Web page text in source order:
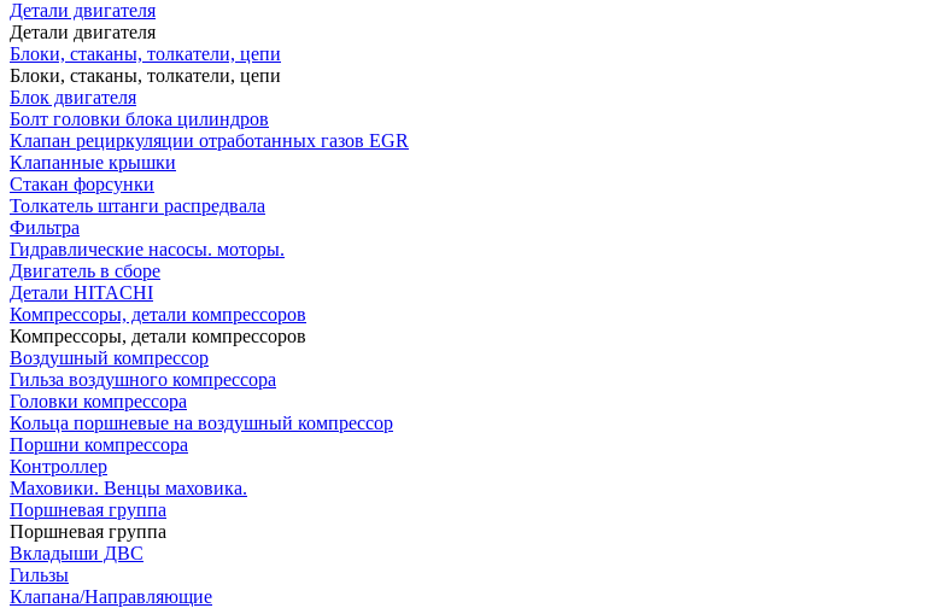
Детали двигателя
Детали двигателя
Блоки, стаканы, толкатели, цепи
Блоки, стаканы, толкатели, цепи
Блок двигателя
Болт головки блока цилиндров
Клапан рециркуляции отработанных газов EGR
Клапанные крышки
Стакан форсунки
Толкатель штанги распредвала
Фильтра
Гидравлические насосы. моторы.
Двигатель в сборе
Детали HITACHI
Компрессоры, детали компрессоров
Компрессоры, детали компрессоров
Воздушный компрессор
Гильза воздушного компрессора
Головки компрессора
Кольца поршневые на воздушный компрессор
Поршни компрессора
Контроллер
Маховики. Венцы маховика.
Поршневая группа
Поршневая группа
Вкладыши ДВС
Гильзы
Клапана/Направляющие